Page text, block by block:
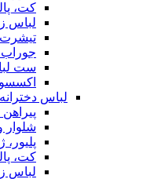
کت،
لباس
تیشرت
جوراب
ست
لباس دخترانه
پیراهن
شلوار
کت،
لباس